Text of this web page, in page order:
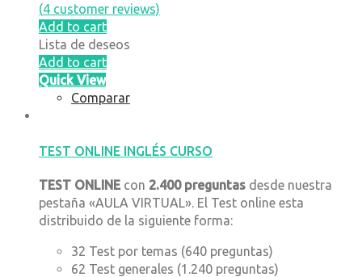
(4 customer reviews)
Add to cart
Lista de deseos
Add to cart
Quick View
Comparar
TEST ONLINE INGLÉS CURSO
TEST ONLINE con 2.400 preguntas desde nuestra
pestaña «AULA VIRTUAL». El Test online esta
distribuido de la siguiente forma:
32 Test por temas (640 preguntas)
62 Test generales (1.240 preguntas)